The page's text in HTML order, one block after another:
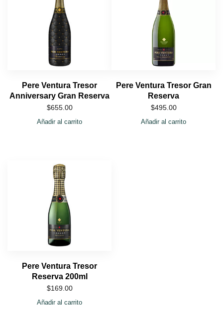
Pere Ventura Tresor
Anniversary Gran Reserva
$655.00
Añadir al carrito
Pere Ventura Tresor Gran
Reserva
$495.00
Añadir al carrito
Pere Ventura Tresor
Reserva 200ml
$169.00
Añadir al carrito